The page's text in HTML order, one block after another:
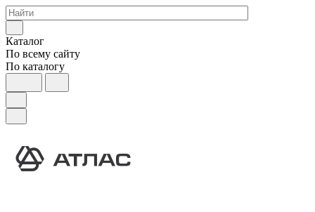
Каталог
По всему сайту
По каталогу